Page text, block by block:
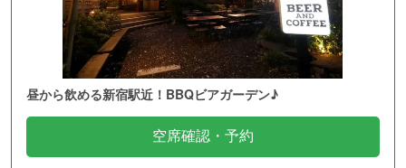
昼から飲める新宿駅近！BBQビアガーデン♪
空席確認・予約